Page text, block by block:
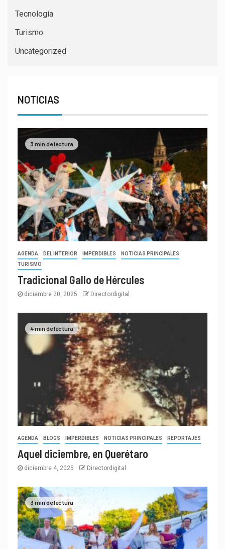
Tecnología
Turismo
Uncategorized
NOTICIAS
3 min de lectura
AGENDA DEL INTERIOR IMPERDIBLES
NOTICIAS PRINCIPALES
TURISMO
Tradicional Gallo de Hércules
diciembre 20, 2025 Directordigital
4 min de lectura
AGENDA BLOGS IMPERDIBLES NOTICIAS PRINCIPALES REPORTAJES
Aquel diciembre, en Querétaro
diciembre 4, 2025 Directordigital
3 min de lectura